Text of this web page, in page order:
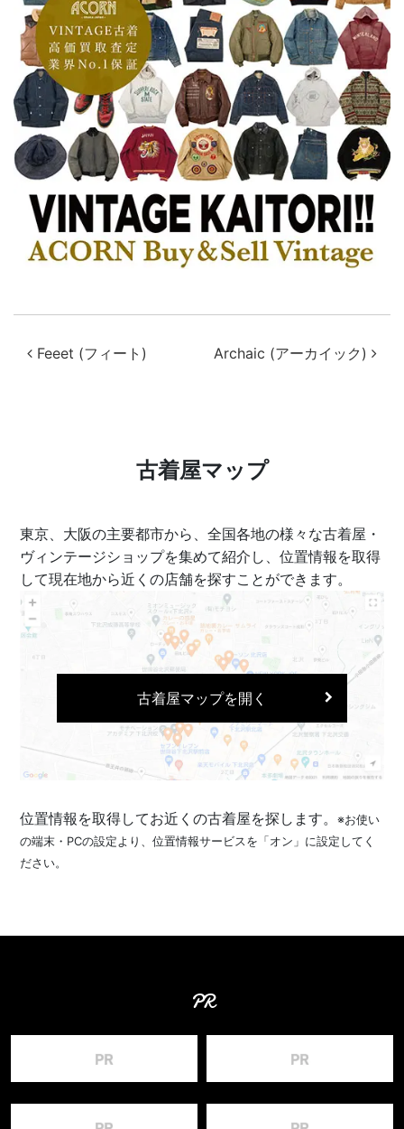
投稿ナビゲーション
Feeet (フィート) Archaic (アーカイック)
古着屋マップ
東京、大阪の主要都市から、全国各地の様々な古着屋・
ヴィンテージショップを集めて紹介し、位置情報を取得
して現在地から近くの店舗を探すことができます。
古着屋マップを開く
位置情報を取得してお近くの古着屋を探します。※お使い
の端末・PCの設定より、位置情報サービスを「オン」に設定してく
ださい。
PR